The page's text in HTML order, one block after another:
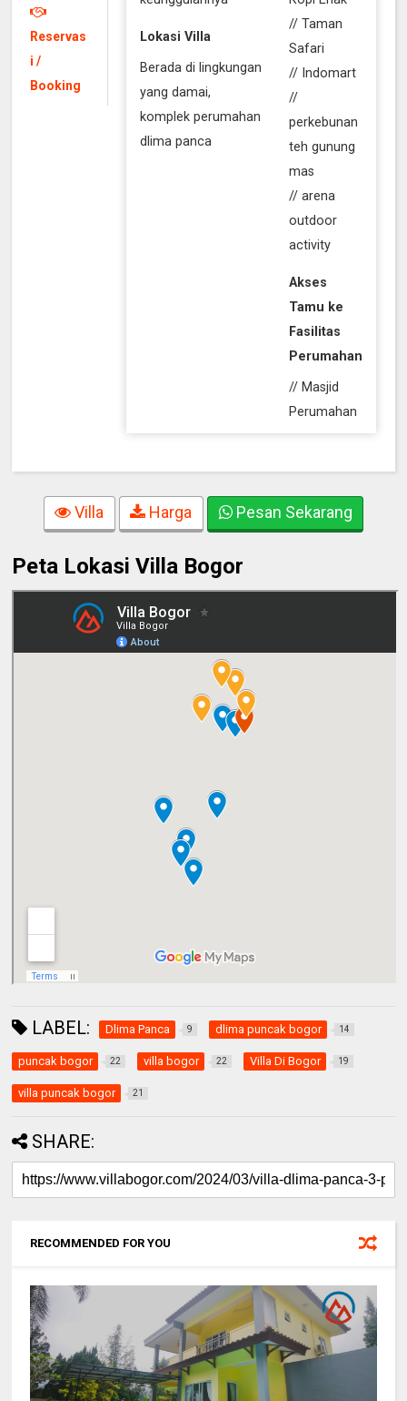
Reservas
i /
Booking
Lokasi Villa
Berada di lingkungan
yang damai,
komplek perumahan
dlima panca
// Taman
Safari
// Indomart
//
perkebunan
teh gunung
mas
// arena
outdoor
activity
Akses
Tamu ke
Fasilitas
Perumahan
// Masjid
Perumahan
Villa Harga Pesan Sekarang
Peta Lokasi Villa Bogor
LABEL: Dlima Panca 9 dlima puncak bogor 14
puncak bogor 22 villa bogor 22 Villa Di Bogor 19
villa puncak bogor 21
SHARE:
RECOMMENDED FOR YOU